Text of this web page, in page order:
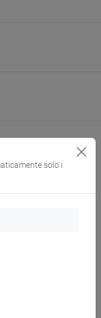
solo i